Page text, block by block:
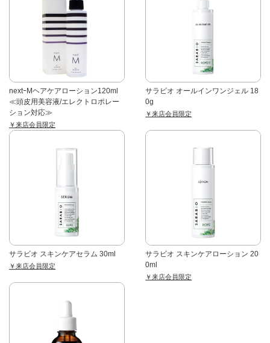
nextｰМヘアケアローション120ml
≪頭皮用美容液/エレクトロポレー
ション対応≫
￥来店会員限定
サラビオ オールインワンジェル 18
0g
￥来店会員限定
サラビオ スキンケアセラム 30ml
￥来店会員限定
サラビオ スキンケアローション 20
0ml
￥来店会員限定